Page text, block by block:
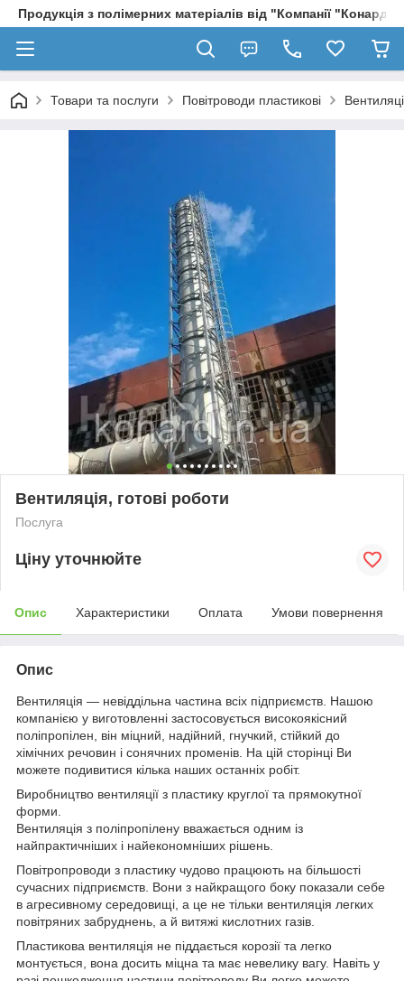
Продукція з полімерних матеріалів від "Компанії
Товари та послуги Повітроводи пластикові
Вентиляція, готові роботи
Послуга
Ціну уточнюйте
Опис Характеристики Оплата Умови повернення
Опис
Вентиляція — невіддільна частина всіх підприємств. Нашою
компанією у виготовленні застосовується високоякісний
поліпропілен, він міцний, надійний, гнучкий, стійкий до
хімічних речовин і сонячних променів. На цій сторінці Ви
можете подивитися кілька наших останніх робіт.
Виробництво вентиляції з пластику круглої та прямокутної
форми.
Вентиляція з поліпропілену вважається одним із
найпрактичніших і найекономніших рішень.
Повітропроводи з пластику чудово працюють на більшості
сучасних підприємств. Вони з найкращого боку показали себе
в агресивному середовищі, а це не тільки вентиляція легких
повітряних забруднень, а й витяжі кислотних газів.
Пластикова вентиляція не піддається корозії та легко
монтується, вона досить міцна та має невелику вагу. Навіть у